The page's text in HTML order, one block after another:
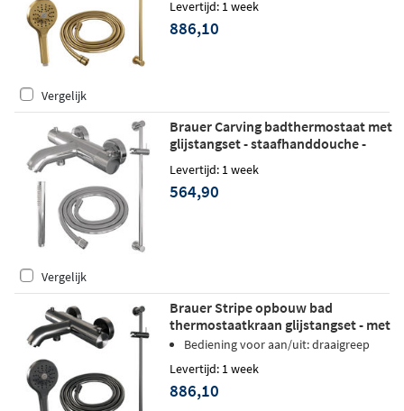
Levertijd: 1 week
886,10
Vergelijk
Brauer Carving badthermostaat met
glijstangset - staafhanddouche -
chroom
Levertijd: 1 week
564,90
Vergelijk
Brauer Stripe opbouw bad
thermostaatkraan glijstangset - met
3-standen handdouche - geborsteld
Bediening voor aan/uit: draaigreep
Levertijd: 1 week
886,10